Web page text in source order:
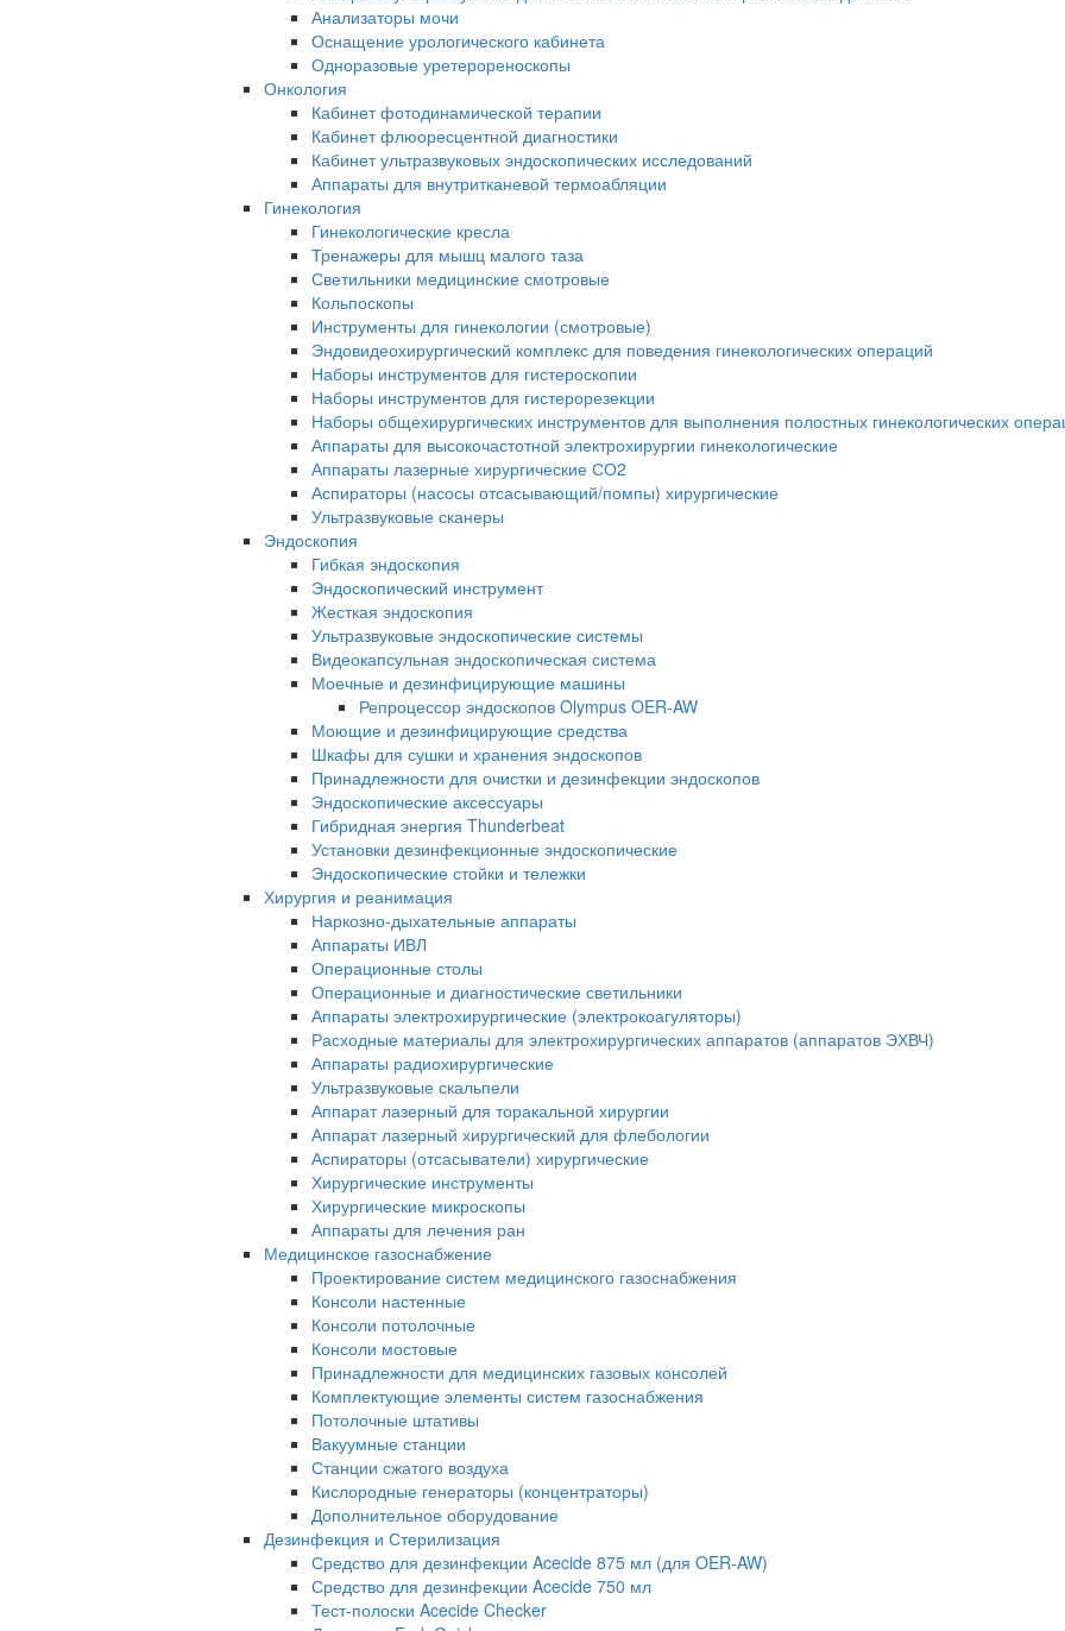
Анализаторы мочи
Оснащение урологического кабинета
Одноразовые уретерореноскопы
Онкология
Кабинет фотодинамической терапии
Кабинет флюоресцентной диагностики
Кабинет ультразвуковых эндоскопических исследований
Аппараты для внутритканевой термоабляции
Гинекология
Гинекологические кресла
Тренажеры для мышц малого таза
Светильники медицинские смотровые
Кольпоскопы
Инструменты для гинекологии (смотровые)
Эндовидеохирургический комплекс для поведения гинекологических операций
Наборы инструментов для гистероскопии
Наборы инструментов для гистерорезекции
Наборы общехирургических инструментов для выполнения полостных гинекологических
Аппараты для высокочастотной электрохирургии гинекологические
Аппараты лазерные хирургические СО2
Аспираторы (насосы отсасывающий/помпы) хирургические
Ультразвуковые сканеры
Эндоскопия
Гибкая эндоскопия
Эндоскопический инструмент
Жесткая эндоскопия
Ультразвуковые эндоскопические системы
Видеокапсульная эндоскопическая система
Моечные и дезинфицирующие машины
Репроцессор эндоскопов Olympus OER-AW
Моющие и дезинфицирующие средства
Шкафы для сушки и хранения эндоскопов
Принадлежности для очистки и дезинфекции эндоскопов
Эндоскопические аксессуары
Гибридная энергия Thunderbeat
Установки дезинфекционные эндоскопические
Эндоскопические стойки и тележки
Хирургия и реанимация
Наркозно-дыхательные аппараты
Аппараты ИВЛ
Операционные столы
Операционные и диагностические светильники
Аппараты электрохирургические (электрокоагуляторы)
Расходные материалы для электрохирургических аппаратов (аппаратов ЭХВЧ)
Аппараты радиохирургические
Ультразвуковые скальпели
Аппарат лазерный для торакальной хирургии
Аппарат лазерный хирургический для флебологии
Аспираторы (отсасыватели) хирургические
Хирургические инструменты
Хирургические микроскопы
Аппараты для лечения ран
Медицинское газоснабжение
Проектирование систем медицинского газоснабжения
Консоли настенные
Консоли потолочные
Консоли мостовые
Принадлежности для медицинских газовых консолей
Комплектующие элементы систем газоснабжения
Потолочные штативы
Вакуумные станции
Станции сжатого воздуха
Кислородные генераторы (концентраторы)
Дополнительное оборудование
Дезинфекция и Стерилизация
Средство для дезинфекции Acecide 875 мл (для OER-AW)
Средство для дезинфекции Acecide 750 мл
Тест-полоски Acecide Checker